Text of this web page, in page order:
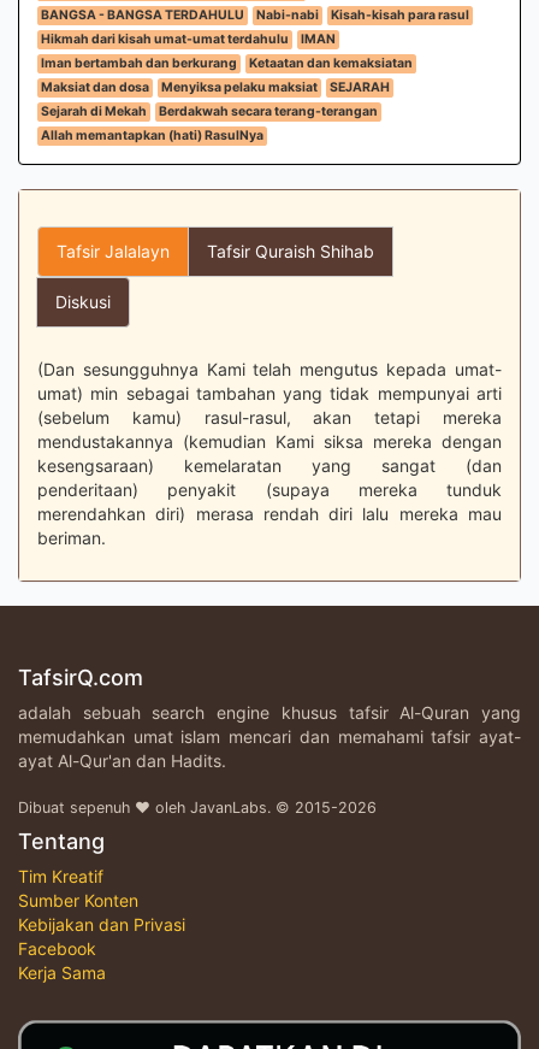
BANGSA - BANGSA TERDAHULU
Nabi-nabi
Kisah-kisah para rasul
Hikmah dari kisah umat-umat terdahulu
IMAN
Iman bertambah dan berkurang
Ketaatan dan kemaksiatan
Maksiat dan dosa
Menyiksa pelaku maksiat
SEJARAH
Sejarah di Mekah
Berdakwah secara terang-terangan
Allah memantapkan (hati) RasulNya
Tafsir Jalalayn Tafsir Quraish Shihab
Diskusi
(Dan sesungguhnya Kami telah mengutus kepada umat-
umat) min sebagai tambahan yang tidak mempunyai arti
(sebelum kamu) rasul-rasul, akan tetapi mereka
mendustakannya (kemudian Kami siksa mereka dengan
kesengsaraan) kemelaratan yang sangat (dan
penderitaan) penyakit (supaya mereka tunduk
merendahkan diri) merasa rendah diri lalu mereka mau
beriman.
TafsirQ.com
adalah sebuah search engine khusus tafsir Al-Quran yang
memudahkan umat islam mencari dan memahami tafsir ayat-
ayat Al-Qur'an dan Hadits.
Dibuat sepenuh ♥ oleh JavanLabs. © 2015-2026
Tentang
Tim Kreatif
Sumber Konten
Kebijakan dan Privasi
Facebook
Kerja Sama